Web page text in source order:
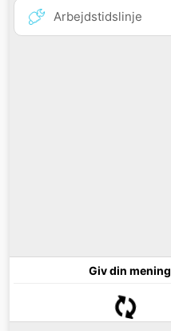
Arbejdstidslinje
Giv din mening